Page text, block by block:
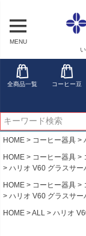
MENU
全商品一覧 コーヒー豆
HOME コーヒー器具
HOME
コーヒー器具
ハリオ V60 グラスサー
HOME
コーヒー器具
ハリオ V60 グラスサー
HOME
ALL ハリオ